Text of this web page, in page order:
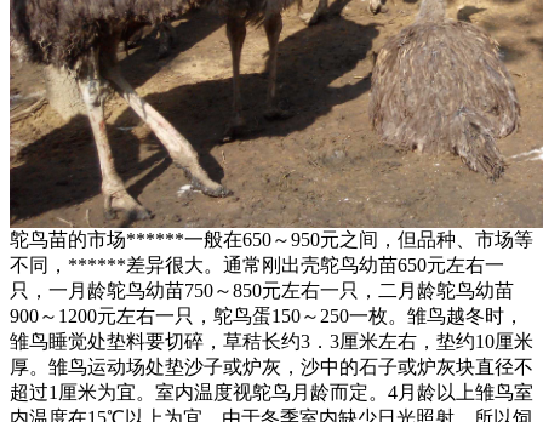
鸵鸟苗的市场******一般在650～950元之间，但品种、市场等
不同，******差异很大。通常刚出壳鸵鸟幼苗650元左右一
只，一月龄鸵鸟幼苗750～850元左右一只，二月龄鸵鸟幼苗
900～1200元左右一只，鸵鸟蛋150～250一枚。 雏鸟越冬时，
雏鸟睡觉处垫料要切碎，草秸长约3．3厘米左右，垫约10厘米
厚。雏鸟运动场处垫沙子或炉灰，沙中的石子或炉灰块直径不
超过1厘米为宜。室内温度视鸵鸟月龄而定。4月龄以上雏鸟室
内温度在15℃以上为宜。由于冬季室内缺少日光照射，所以饲